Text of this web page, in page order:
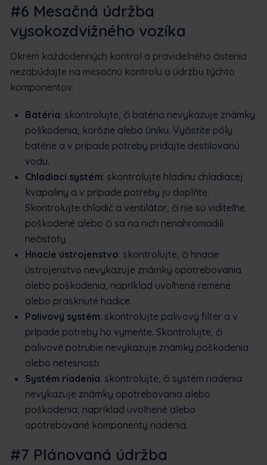
#6 Mesačná údržba
vysokozdvižného vozíka
Okrem každodenných kontrol a pravidelného čistenia
nezabúdajte na mesačnú kontrolu a údržbu týchto
komponentov:
Batéria: skontrolujte, či batéria nevykazuje známky
poškodenia, korózie alebo úniku. Vyčistite póly
batérie a v prípade potreby pridajte destilovanú
vodu.
Chladiaci systém: skontrolujte hladinu chladiacej
kvapaliny a v prípade potreby ju doplňte.
Skontrolujte chladič a ventilátor, či nie sú viditeľne
poškodené alebo či sa na nich nenahromadili
nečistoty.
Hnacie ústrojenstvo: skontrolujte, či hnacie
ústrojenstvo nevykazuje známky opotrebovania
alebo poškodenia, napríklad uvoľnené remene
alebo prasknuté hadice.
Palivový systém: skontrolujte palivový filter a v
prípade potreby ho vymeňte. Skontrolujte, či
palivové potrubie nevykazuje známky poškodenia
alebo netesnosti.
Systém riadenia: skontrolujte, či systém riadenia
nevykazuje známky opotrebovania alebo
poškodenia, napríklad uvoľnené alebo
opotrebované komponenty riadenia.
#7 Plánovaná údržba